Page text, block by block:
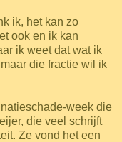
ik, het kan zo
ook en ik kan
ik weet dat wat ik
die fractie wil ik
week die
die veel schrijft
Ze vond het een